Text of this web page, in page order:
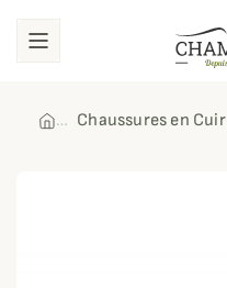
Chaussures en Cuir